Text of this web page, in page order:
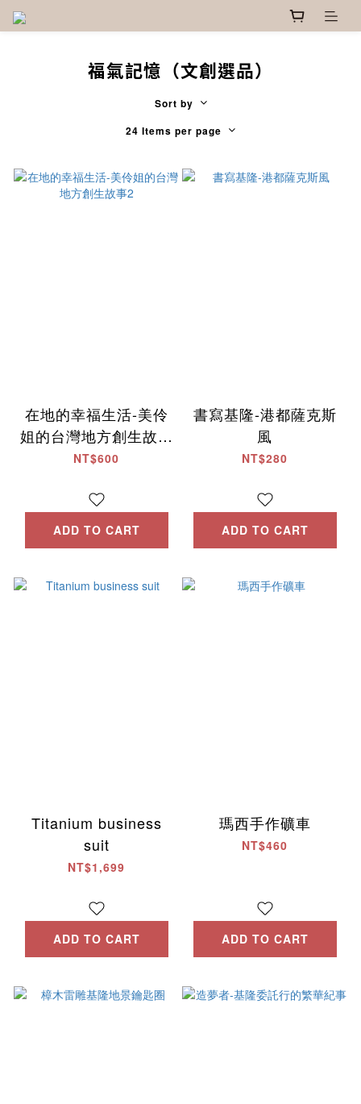
福氣記憶（文創選品）
Sort by
24 Items per page
在地的幸福生活-美伶
姐的台灣地方創生故事
2
NT$600
ADD TO CART
書寫基隆-港都薩克斯
風
NT$280
ADD TO CART
Titanium business
suit
NT$1,699
ADD TO CART
瑪西手作礦車
NT$460
ADD TO CART